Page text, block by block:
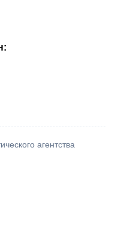
агентства